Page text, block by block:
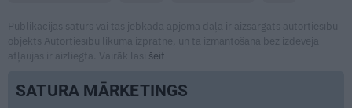
Publikācijas saturs vai tās jebkāda apjoma daļa ir aizsargāts autortiesību
objekts Autortiesību likuma izpratnē, un tā izmantošana bez izdevēja
atļaujas ir aizliegta. Vairāk lasi šeit
SATURA MĀRKETINGS